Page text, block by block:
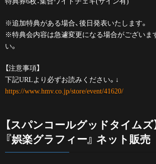
※追加特典がある場合、後日発表いたします。
※特典会内容は急遽変更になる場合がございま
い。
【注意事項】
下記URLより必ずお読みください。↓
https://www.hmv.co.jp/store/event/41620/
【スパンコールグッドタイムズ
『娯楽グラフィー』 ネット販売